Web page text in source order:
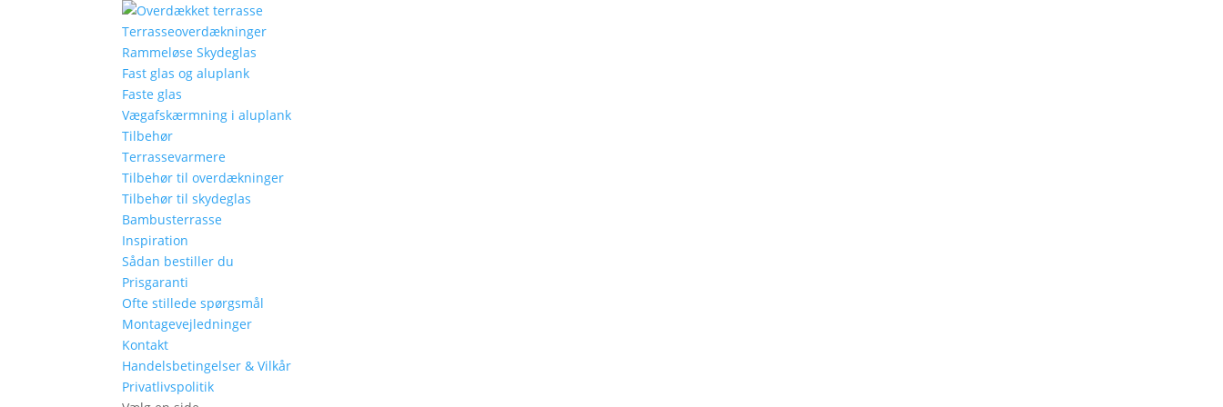
Terrasseoverdækninger
Rammeløse Skydeglas
Fast glas og aluplank
Faste glas
Vægafskærmning i aluplank
Tilbehør
Terrassevarmere
Tilbehør til overdækninger
Tilbehør til skydeglas
Bambusterrasse
Inspiration
Sådan bestiller du
Prisgaranti
Ofte stillede spørgsmål
Montagevejledninger
Kontakt
Handelsbetingelser & Vilkår
Privatlivspolitik